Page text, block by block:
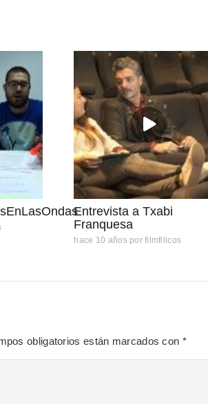
Entrevista a Txabi
Franquesa
hace 10 años por filmfilicos
obligatorios están marcados con *